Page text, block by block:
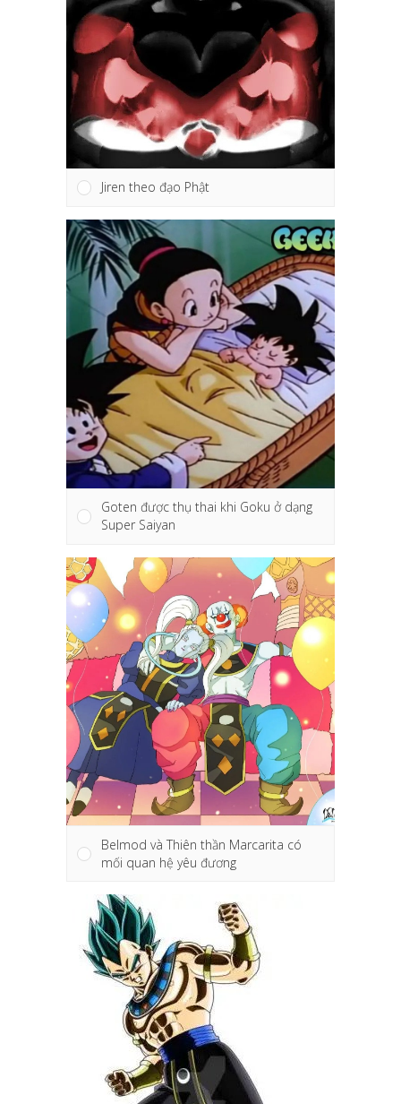
Jiren theo đạo Phật
Goten được thụ thai khi Goku ở dạng
Super Saiyan
Belmod và Thiên thần Marcarita có
mối quan hệ yêu đương